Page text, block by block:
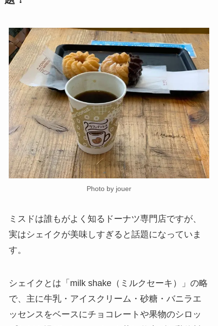
Photo by jouer
ミスドは誰もがよく知るドーナツ専門店ですが、
実はシェイクが美味しすぎると話題になっていま
す。
シェイクとは「milk shake（ミルクセーキ）」の略
で、主に牛乳・アイスクリーム・砂糖・バニラエ
ッセンスをベースにチョコレートや果物のシロッ